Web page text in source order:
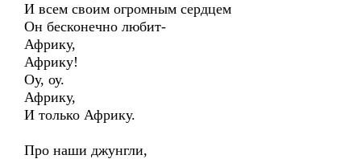
И всем своим огромным сердцем
Он бесконечно любит-
Африку,
Африку!
Оу, оу.
Африку,
И только Африку.
Про наши джунгли,